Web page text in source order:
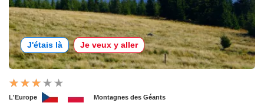
J'étais là Je veux y aller
L'Europe Montagnes des Géants